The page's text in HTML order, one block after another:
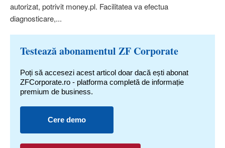
autorizat, potrivit money.pl. Facilitatea va efectua
diagnosticare,...
Testează abonamentul ZF Corporate
Poți să accesezi acest articol doar dacă ești abonat
ZFCorporate.ro - platforma completă de informație
premium de business.
Cere demo